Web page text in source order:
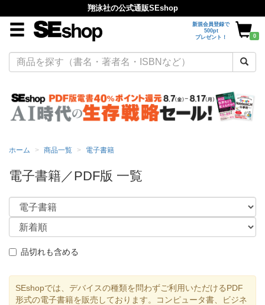
翔泳社の公式通販SEshop
新規会員登録で
500pt
プレゼント！
0
ホーム 商品一覧 電子書籍
電子書籍／PDF版 一覧
品切れも含める
SEshopでは、デバイスの種類を問わずご利用いただけるPDF
形式の電子書籍を販売しております。コンピュータ書、ビジネ